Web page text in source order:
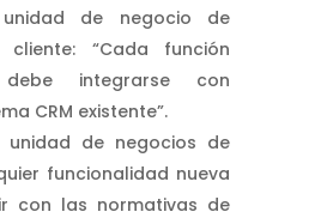
de negocio de
“Cada función
debe integrarse con
CRM existente”.
unidad de negocios de
funcionalidad nueva
con las normativas de